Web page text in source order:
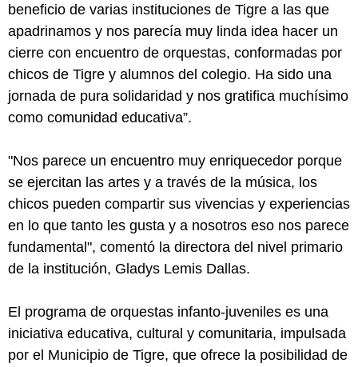
beneficio de varias instituciones de Tigre a las que
apadrinamos y nos parecía muy linda idea hacer un
cierre con encuentro de orquestas, conformadas por
chicos de Tigre y alumnos del colegio. Ha sido una
jornada de pura solidaridad y nos gratifica muchísimo
como comunidad educativa”.
"Nos parece un encuentro muy enriquecedor porque
se ejercitan las artes y a través de la música, los
chicos pueden compartir sus vivencias y experiencias
en lo que tanto les gusta y a nosotros eso nos parece
fundamental", comentó la directora del nivel primario
de la institución, Gladys Lemis Dallas.
El programa de orquestas infanto-juveniles es una
iniciativa educativa, cultural y comunitaria, impulsada
por el Municipio de Tigre, que ofrece la posibilidad de